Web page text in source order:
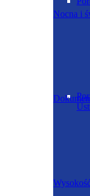
Nocna i